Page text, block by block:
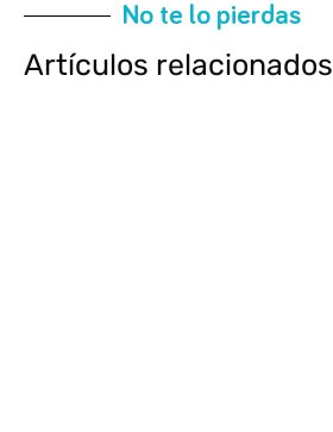
No te lo pierdas
Artículos relacionados